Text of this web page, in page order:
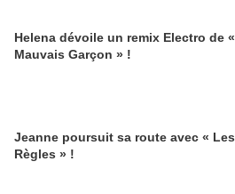
Helena dévoile un remix Electro de «
Mauvais Garçon » !
Jeanne poursuit sa route avec « Les
Règles » !